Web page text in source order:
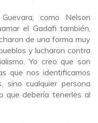
como Nelson
el Gadafi también,
de una forma muy
y lucharon contra
Yo creo que son
que nos identificamos
sino cualquier persona
que debería tenerles al